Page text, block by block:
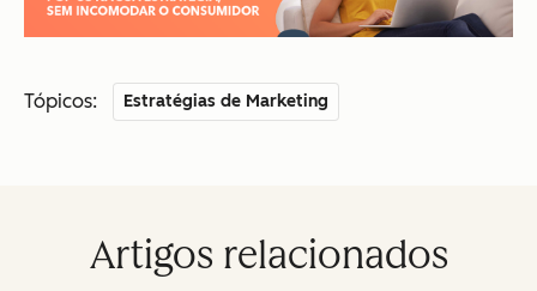
Tópicos: Estratégias de Marketing
Artigos relacionados